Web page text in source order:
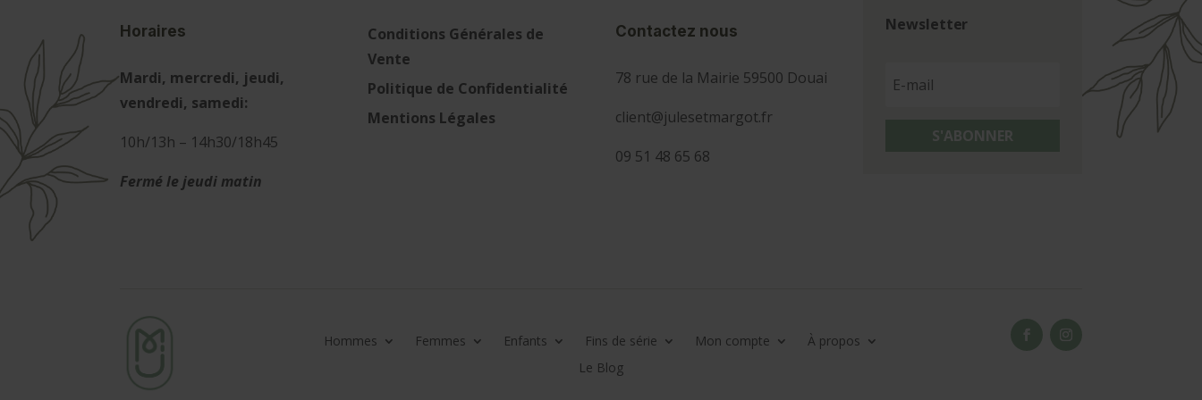
Horaires
Mardi, mercredi, jeudi,
vendredi, samedi:
10h/13h – 14h30/18h45
Fermé le jeudi matin
Conditions Générales de
Vente
Politique de Confidentialité
Mentions Légales
Contactez nous
78 rue de la Mairie 59500 Douai
client@julesetmargot.fr
09 51 48 65 68
Newsletter
S'ABONNER
Hommes Femmes Enfants Fins de série Mon compte
À propos
Le Blog